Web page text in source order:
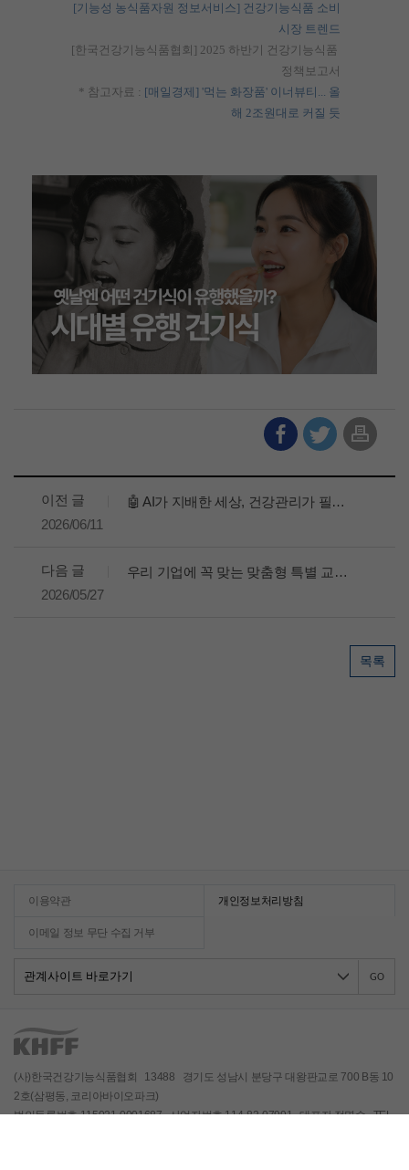
이전 글
🤖 AI가 지배한 세상, 건강관리가 필수가 된 이유
2026/06/11
다음 글
우리 기업에 꼭 맞는 맞춤형 특별 교육, 어떻게 진행될까? 🤔
2026/05/27
[기능성 농식품자원 정보서비스] 건강기능식품 소비
시장 트렌드
[한국건강기능식품협회] 2025 하반기 건강기능식품
정책보고서
* 참고자료 : [매일경제] '먹는 화장품' 이너뷰티... 올
해 2조원대로 커질 듯
목록
이용약관 개인정보처리방침
이메일 정보 무단 수집 거부
GO
(사)한국건강기능식품협회 13488 경기도 성남시 분당구 대왕판교로 700 B동 10
2호(삼평동, 코리아바이오파크)
법인등록번호 115021-0001687 사업자번호 114-82-07991 대표자 정명수 TEL